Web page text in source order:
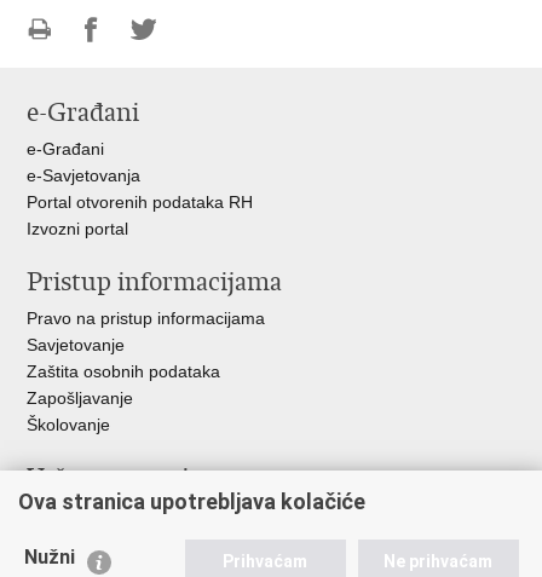
FacebookuTwitteru
e-Građani
e-Građani
e-Savjetovanja
Portal otvorenih podataka RH
Izvozni portal
Pristup informacijama
Pravo na pristup informacijama
Savjetovanje
Zaštita osobnih podataka
Zapošljavanje
Školovanje
Važne poveznice
Ministarstvo unutarnjih poslova
Udruge
Ova stranica upotrebljava kolačiće
Nužni Prihvaćam Ne prihvaćam